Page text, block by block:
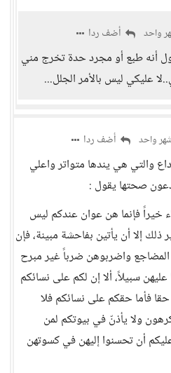
واحد أضف ردا
أنه طبع أو مجرد حدة تخرج مني
عليكي ليس بالأمر الجلل...
واحد أضف ردا
والتي هي يندها متواتر واعلي
صحتها يقول :
خيراً فإنما هن عوان عندكم ليس
ذلك إلا أن يأتين بفاحشة مبينة، فإن
واضربوهن ضرباً غير مبرح
سبيلاً، ألا إن لكم على نسائكم
فأما حقكم على نسائكم فلا
ولا يأذنّ في بيوتكم لمن
أن تحسنوا إليهن في كسوتهن